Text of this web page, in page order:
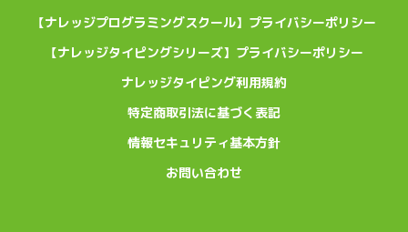
【ナレッジプログラミングスクール】プライバシーポリシー
【ナレッジタイピングシリーズ】プライバシーポリシー
ナレッジタイピング利用規約
特定商取引法に基づく表記
情報セキュリティ基本方針
お問い合わせ